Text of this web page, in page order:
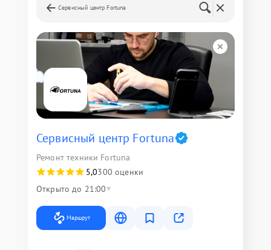
Сервисный центр Fortuna
Сервисный центр Fortuna
Ремонт техники Fortuna
5,0300 оценки
Открыто до 21:00
Маршрут